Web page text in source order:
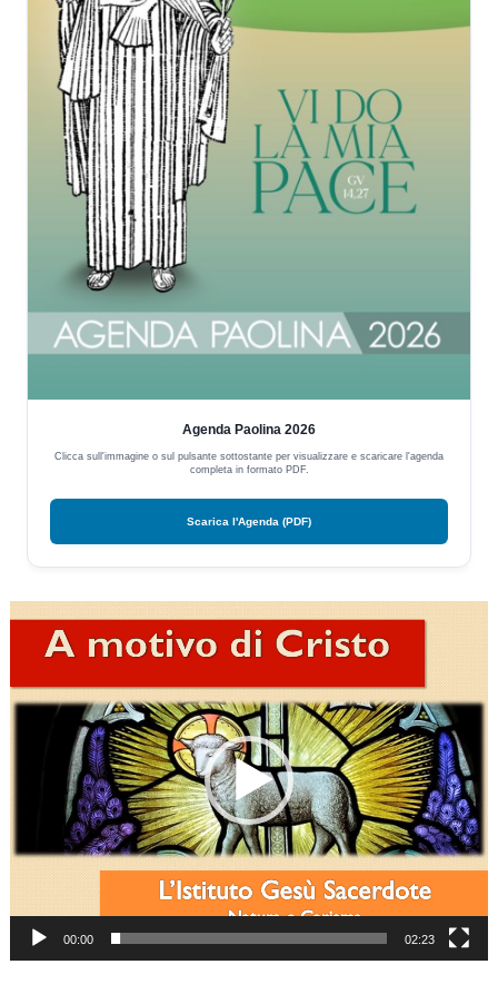
Agenda Paolina 2026
Clicca sull'immagine o sul pulsante sottostante per visualizzare e scaricare l'agenda
completa in formato PDF.
Scarica l'Agenda (PDF)
Player
00:00 02:23